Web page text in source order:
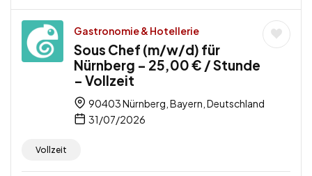
Gastronomie & Hotellerie
Sous Chef (m/w/d) für
Nürnberg – 25,00 € / Stunde
– Vollzeit
90403 Nürnberg, Bayern, Deutschland
31/07/2026
Vollzeit